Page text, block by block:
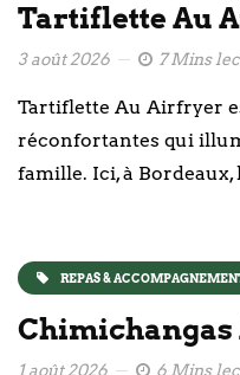
Tartiflette Au
3 août 2026 7 Mins
Tartiflette Au Airfryer
réconfortantes qui
famille. Ici, à
REPAS &
1 août 2026 6 Mins